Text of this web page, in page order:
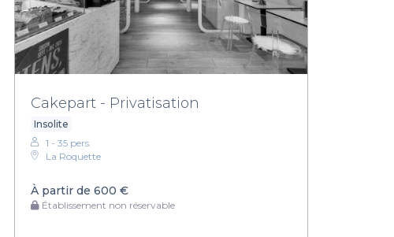
Cakepart - Privatisation
Insolite
1 - 35 pers.
La Roquette
À partir de 600 €
Établissement non réservable